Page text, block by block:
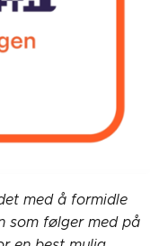
med å formidle
som følger med på